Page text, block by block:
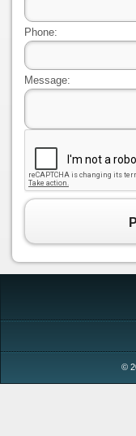
Phone:
Message:
©